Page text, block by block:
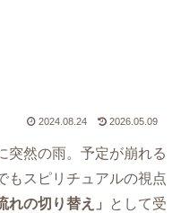
2024.08.24 2026.05.09
突然の雨。予定が崩れる
もスピリチュアルの視点
の切り替え」
として受